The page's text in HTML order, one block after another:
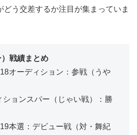
どう交差するか注目が集まっていま
戦績まとめ
オーディション：参戦（うや
ションスパー（じゃい戦）：勝
本選：デビュー戦（対・舞紀